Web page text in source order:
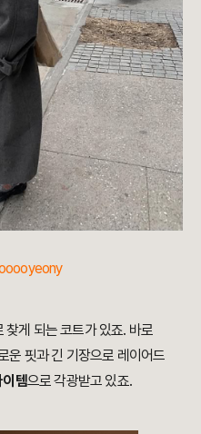
게 되는 코트가 있죠. 바로
운 핏과 긴 기장으로 레이어드
템으로 각광받고 있죠.